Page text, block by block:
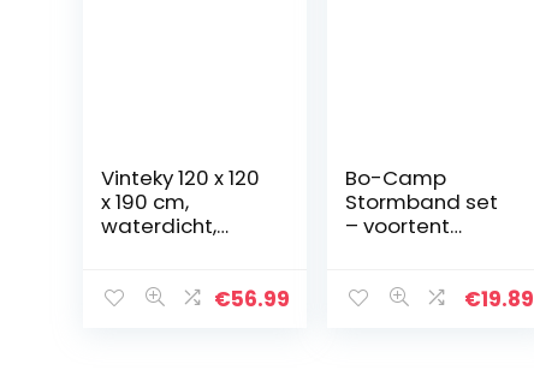
Vinteky 120 x 120
x 190 cm,
waterdicht,
privacy in de
€56.99
Bo-Camp
Stormband set
– voortent
g caravan
€19.89